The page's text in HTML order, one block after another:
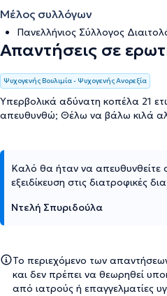
Μέλος συλλόγων
Πανελλήνιος Σύλλογος
Απαντήσεις σε
Ψυχογενής Βουλιμία - Ψυχογενής Ανορεξία
Υπερβολικά αδύνατη κοπέλα 21
απευθυνθώ; Θέλω να βάλω κιλά
Καλό θα ήταν να απευθυνθείτε
εξειδίκευση στις διατροφικές
Ντελή Σπυριδούλα
Το περιεχόμενο των
και δεν πρέπει να θεωρηθεί
από ιατρούς ή επαγγελματίες